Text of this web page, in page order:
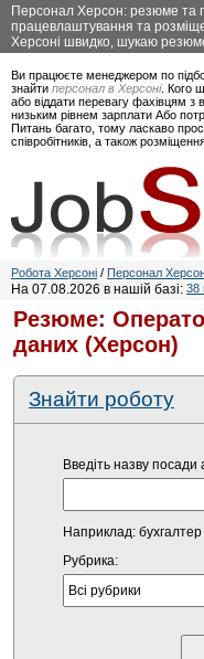
Персонал Херсон: резюме та
працевлаштування та
Херсоні швидко, шукаю
Ви працюєте менеджером по
знайти персонал в Херсоні. Кого
або віддати перевагу фахівцям
низьким рівнем зарплати Або
Питань багато, тому ласкаво
співробітників, а також
Робота Херсоні / Персонал
На 07.08.2026 в нашій базі: 38
Резюме:
даних (Херсон)
Знайти роботу
Введіть назву
Наприклад:
Рубрика: